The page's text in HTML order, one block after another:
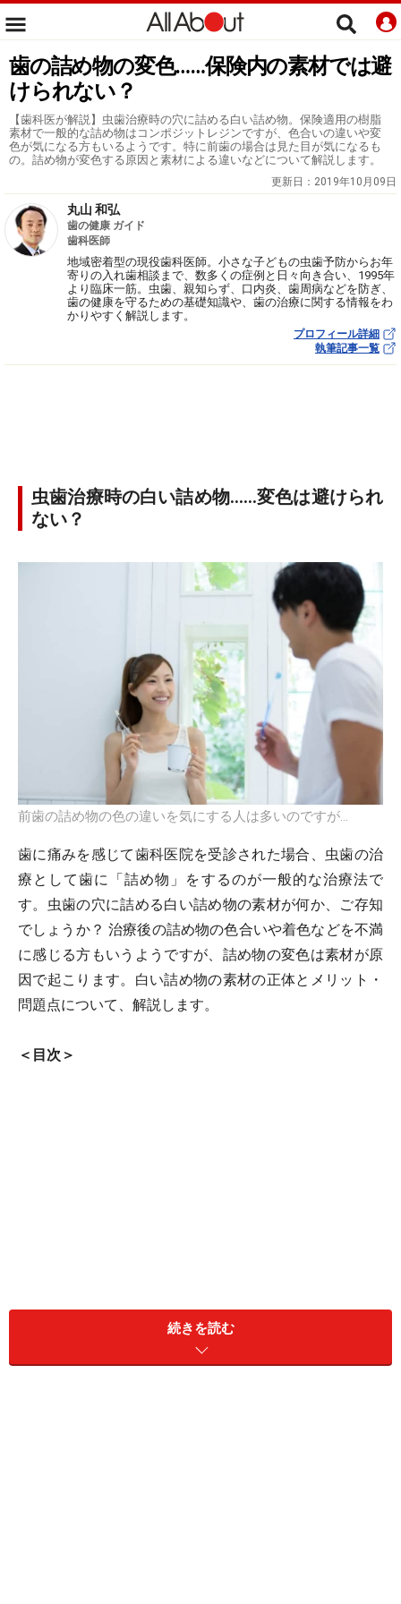
歯の詰め物の変色……保険内の素材では避
けられない？
【歯科医が解説】虫歯治療時の穴に詰める白い詰め物。保険適用の樹脂
素材で一般的な詰め物はコンポジットレジンですが、色合いの違いや変
色が気になる方もいるようです。特に前歯の場合は見た目が気になるも
の。詰め物が変色する原因と素材による違いなどについて解説します。
更新日： 2019年10月09日
丸山 和弘
歯の健康 ガイド
歯科医師
地域密着型の現役歯科医師。小さな子どもの虫歯予防からお年
寄りの入れ歯相談まで、数多くの症例と日々向き合い、1995年
より臨床一筋。虫歯、親知らず、口内炎、歯周病などを防ぎ、
歯の健康を守るための基礎知識や、歯の治療に関する情報をわ
かりやすく解説します。
プロフィール詳細
執筆記事一覧
虫歯治療時の白い詰め物……変色は避けられ
ない？
前歯の詰め物の色の違いを気にする人は多いのですが…
歯に痛みを感じて歯科医院を受診された場合、虫歯の治
療として歯に「詰め物」をするのが一般的な治療法で
す。虫歯の穴に詰める白い詰め物の素材が何か、ご存知
でしょうか？ 治療後の詰め物の色合いや着色などを不満
に感じる方もいうようですが、詰め物の変色は素材が原
因で起こります。白い詰め物の素材の正体とメリット・
問題点について、解説します。
＜目次＞
レジン」
続きを読む